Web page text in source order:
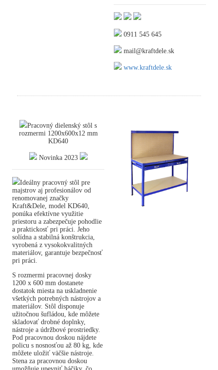
0911 545 645
mail@kraftdele.sk
www.kraftdele.sk
Pracovný dielenský stôl s
rozmermi 1200x600x12 mm
KD640
Novinka 2023
Ideálny pracovný stôl pre
majstrov aj profesionálov od
renomovanej značky
Kraft&Dele, model KD640,
ponúka efektívne využitie
priestoru a zabezpečuje pohodlie
a praktickosť pri práci. Jeho
solídna a stabilná konštrukcia,
vyrobená z vysokokvalitných
materiálov, garantuje bezpečnosť
pri práci.
S rozmermi pracovnej dosky
1200 x 600 mm dostanete
dostatok miesta na uskladnenie
všetkých potrebných nástrojov a
materiálov. Stôl disponuje
užitočnou šufládou, kde môžete
skladovať drobné doplnky,
nástroje a údržbové prostriedky.
Pod pracovnou doskou nájdete
policu s nosnosťou až 80 kg, kde
môžete uložiť väčšie nástroje.
Stena za pracovnou doskou